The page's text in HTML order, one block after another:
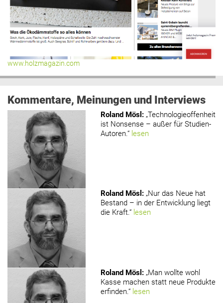
www.holzmagazin.com
Kommentare, Meinungen und Interviews
Roland Mösl : „Technologieoffenheit
ist Nonsense – außer für Studien-
Autoren.“ lesen
Roland Mösl : „Nur das Neue hat
Bestand – in der Entwicklung liegt
die Kraft.“ lesen
Roland Mösl : „Man wollte wohl
Kasse machen statt neue Produkte
erfinden.“ lesen